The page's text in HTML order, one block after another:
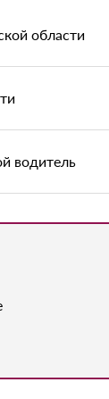
области
водитель